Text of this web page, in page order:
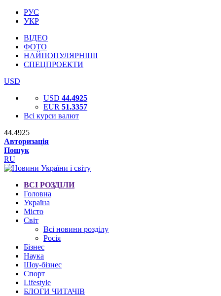
РУС
УКР
ВІДЕО
ФОТО
НАЙПОПУЛЯРНІШІ
СПЕЦПРОЕКТИ
USD
USD 44.4925
EUR 51.3357
Всі курси валют
44.4925
Авторизація
Пошук
RU
ВСІ РОЗДІЛИ
Головна
Україна
Місто
Світ
Всі новини розділу
Росія
Бізнес
Наука
Шоу-бізнес
Спорт
Lifestyle
БЛОГИ ЧИТАЧІВ